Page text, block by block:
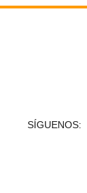
SÍGUENOS: